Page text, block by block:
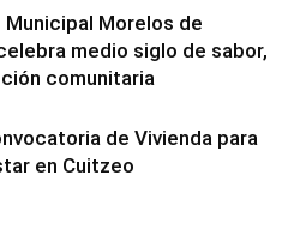
Municipal Morelos de
medio siglo de sabor,
comunitaria
de Vivienda para
en Cuitzeo